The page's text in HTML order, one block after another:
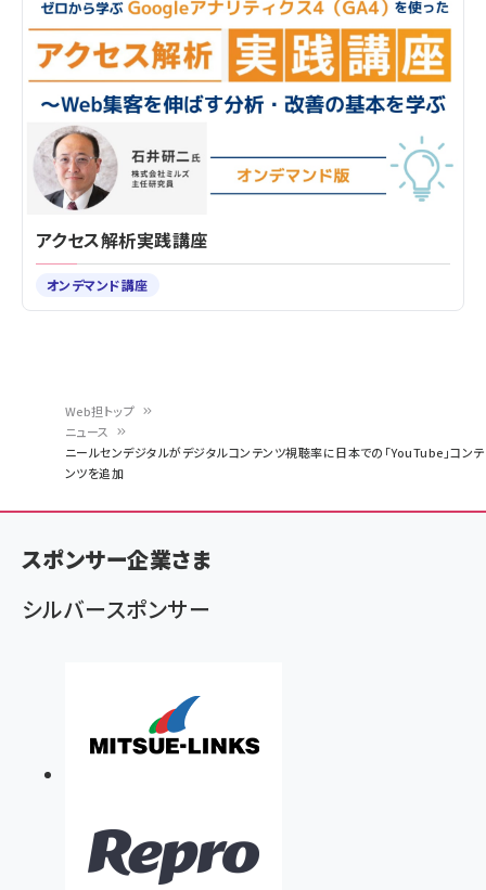
く
ず
Web担トップ
ニュース
ニールセンデジタルがデジタルコンテンツ視聴率に日本での「YouTube」コンテ
ンツを追加
アクセス解析実践講座
オンデマンド講座
スポンサー企業さま
シルバースポンサー